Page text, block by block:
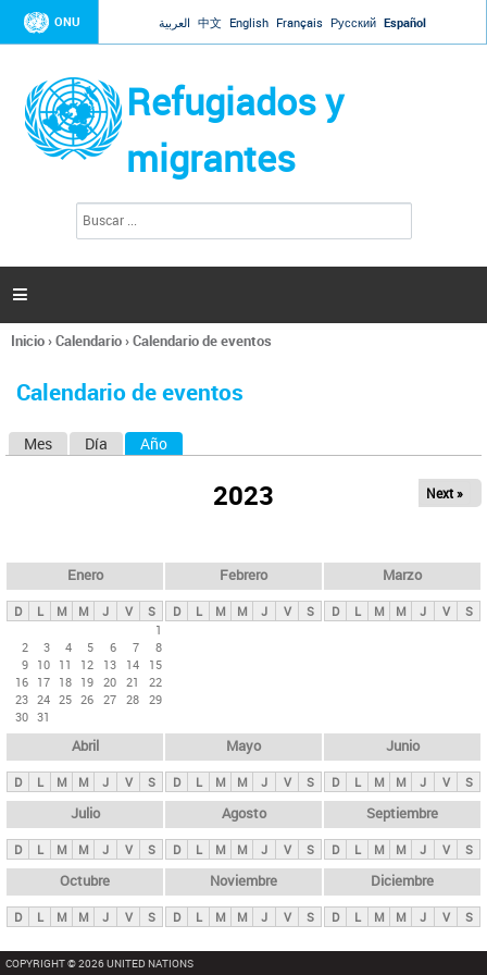
Jump to navigation
ONU العربية 中文 English Français Русский Español
Refugiados y
migrantes
l
d
s

Se
usted
Inicio›Calendario›Calendario de eventos
Calendario de eventos
s
p
n
c
i
p
l
e
s
Mes Día Año
2023 Next »
Enero
D L M M J V
S
1
2
3 4 5 6 7
8
9 10 11 12 13 14
15
16 17 18 19 20 21
22
23 24 25 26 27 28 29
30 31
Febrero
D L M M J V S
Marzo
D L M M J V S
Abril
D L M M J V S
Mayo
D L M M J V S
Junio
D L M M J V S
Julio
D L M M J V S
Agosto
D L M M J V S
Septiembre
D L M M J V S
Octubre
D L M M J V S
Noviembre
D L M M J V S
Diciembre
D L M M J V S
COPYRIGHT © 2026 UNITED NATIONS